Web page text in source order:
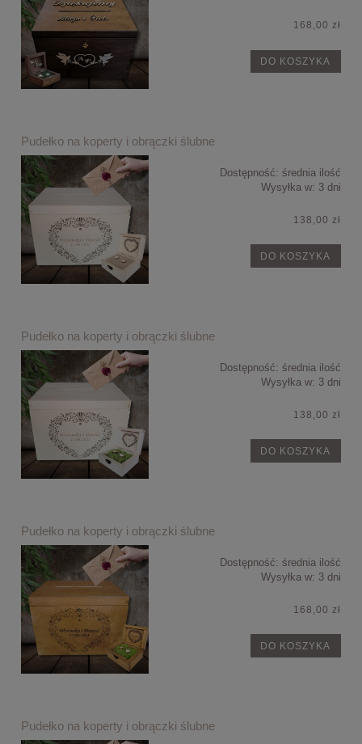
168,00 zł
DO KOSZYKA
Pudełko na koperty i obrączki ślubne
Dostępność: średnia ilość
Wysyłka w: 3 dni
138,00 zł
DO KOSZYKA
Pudełko na koperty i obrączki ślubne
Dostępność: średnia ilość
Wysyłka w: 3 dni
138,00 zł
DO KOSZYKA
Pudełko na koperty i obrączki ślubne
Dostępność: średnia ilość
Wysyłka w: 3 dni
168,00 zł
DO KOSZYKA
Pudełko na koperty i obrączki ślubne